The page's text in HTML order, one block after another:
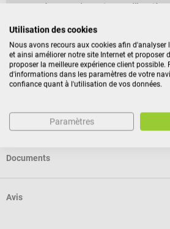
retournés pour des raisons
la santé, dès lors que leur sceau a
livraison.
Caractéristiques
Identification du produit
Documents
Avis
Utilisation des cookies
Nous avons recours aux cookies afin d'analyser
et ainsi améliorer notre site Internet et proposer
proposer la meilleure expérience client possible.
d'informations dans les paramètres de votre
confiance quant à l'utilisation de vos données.
Paramètres